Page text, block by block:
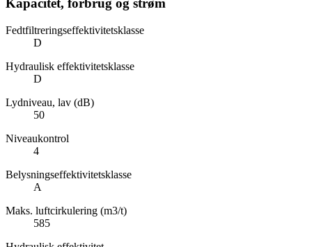
Kapacitet, forbrug og strøm
Fedtfiltreringseffektivitetsklasse
D
Hydraulisk effektivitetsklasse
D
Lydniveau, lav (dB)
50
Niveaukontrol
4
Belysningseffektivitetsklasse
A
Maks. luftcirkulering (m3/t)
585